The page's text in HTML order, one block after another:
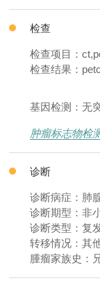
检查
检查项目：
检查结果：
基因检测：无
肿瘤标志物检
诊断
诊断病症：肺
诊断期型：非
诊断类型：复
转移情况：其
腫瘤家族史：